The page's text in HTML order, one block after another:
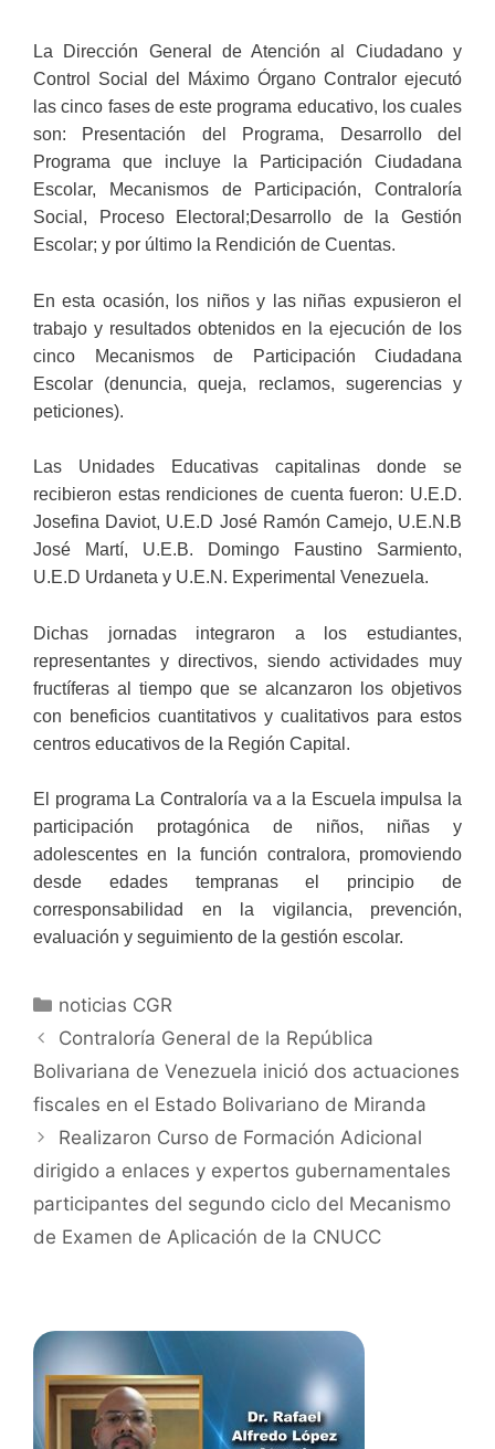
La Dirección General de Atención al Ciudadano y
Control Social del Máximo Órgano Contralor ejecutó
las cinco fases de este programa educativo, los cuales
son: Presentación del Programa, Desarrollo del
Programa que incluye la Participación Ciudadana
Escolar, Mecanismos de Participación, Contraloría
Social, Proceso Electoral;Desarrollo de la Gestión
Escolar; y por último la Rendición de Cuentas.
En esta ocasión, los niños y las niñas expusieron el
trabajo y resultados obtenidos en la ejecución de los
cinco Mecanismos de Participación Ciudadana
Escolar (denuncia, queja, reclamos, sugerencias y
peticiones).
Las Unidades Educativas capitalinas donde se
recibieron estas rendiciones de cuenta fueron: U.E.D.
Josefina Daviot, U.E.D José Ramón Camejo, U.E.N.B
José Martí, U.E.B. Domingo Faustino Sarmiento,
U.E.D Urdaneta y U.E.N. Experimental Venezuela.
Dichas jornadas integraron a los estudiantes,
representantes y directivos, siendo actividades muy
fructíferas al tiempo que se alcanzaron los objetivos
con beneficios cuantitativos y cualitativos para estos
centros educativos de la Región Capital.
El programa La Contraloría va a la Escuela impulsa la
participación protagónica de niños, niñas y
adolescentes en la función contralora, promoviendo
desde edades tempranas el principio de
corresponsabilidad en la vigilancia, prevención,
evaluación y seguimiento de la gestión escolar.
noticias CGR
Contraloría General de la República
Bolivariana de Venezuela inició dos actuaciones
fiscales en el Estado Bolivariano de Miranda
Realizaron Curso de Formación Adicional
dirigido a enlaces y expertos gubernamentales
participantes del segundo ciclo del Mecanismo
de Examen de Aplicación de la CNUCC